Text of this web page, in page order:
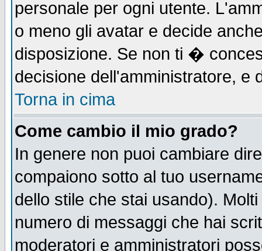
personale per ogni utente.
o meno gli avatar e decide
disposizione. Se non ti �
decisione dell'amministratore, e
Torna in cima
Come cambio il mio grado?
In genere non puoi cambiare
compaiono sotto al tuo
dello stile che stai usando).
numero di messaggi che hai
moderatori e amministratori